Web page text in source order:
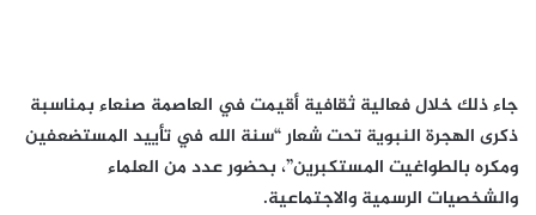
جاء ذلك خلال فعالية ثقافية أقيمت في العاصمة صنعاء بمناسبة
ذكرى الهجرة النبوية تحت شعار “سنة الله في تأييد المستضعفين
ومكره بالطواغيت المستكبرين”، بحضور عدد من العلماء
والشخصيات الرسمية والاجتماعية.